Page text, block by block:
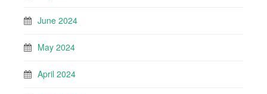
June 2024
May 2024
April 2024